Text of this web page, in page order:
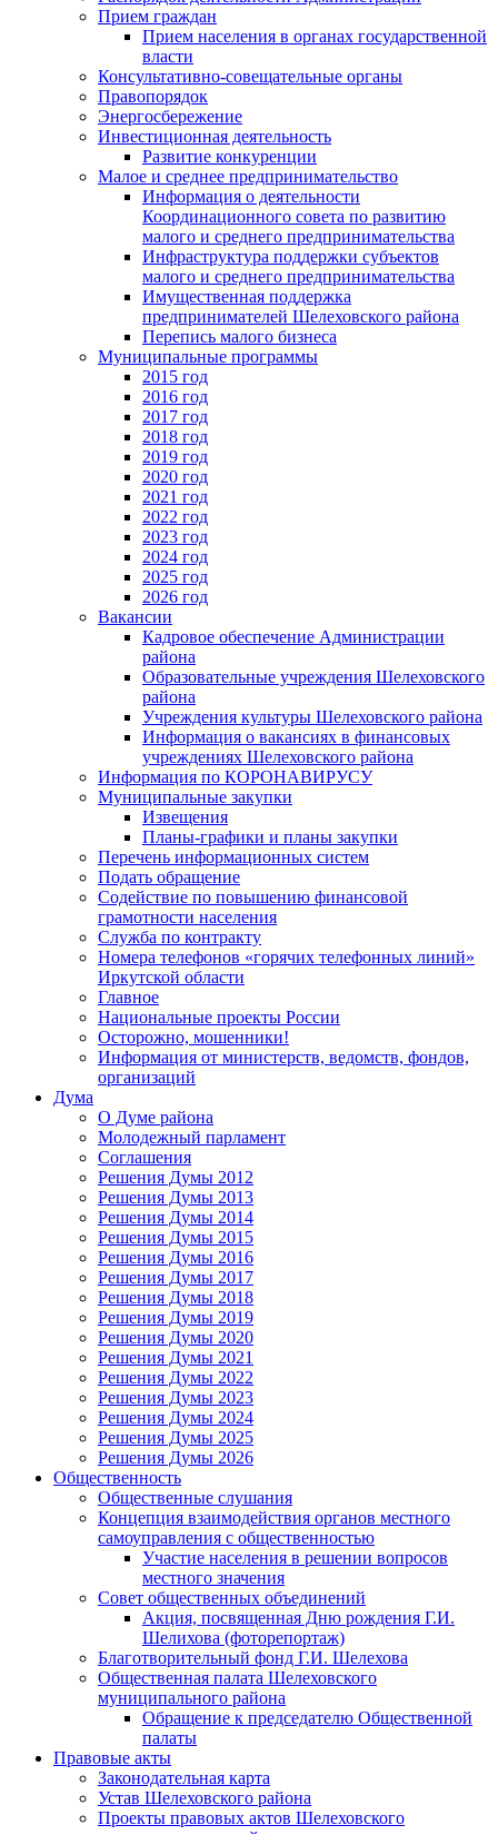
Прием граждан
Прием населения в органах государственной
власти
Консультативно-совещательные органы
Правопорядок
Энергосбережение
Инвестиционная деятельность
Развитие конкуренции
Малое и среднее предпринимательство
Информация о деятельности
Координационного совета по развитию
малого и среднего предпринимательства
Инфраструктура поддержки субъектов
малого и среднего предпринимательства
Имущественная поддержка
предпринимателей Шелеховского района
Перепись малого бизнеса
Муниципальные программы
2015 год
2016 год
2017 год
2018 год
2019 год
2020 год
2021 год
2022 год
2023 год
2024 год
2025 год
2026 год
Вакансии
Кадровое обеспечение Администрации
района
Образовательные учреждения Шелеховского
района
Учреждения культуры Шелеховского района
Информация о вакансиях в финансовых
учреждениях Шелеховского района
Информация по КОРОНАВИРУСУ
Муниципальные закупки
Извещения
Планы-графики и планы закупки
Перечень информационных систем
Подать обращение
Содействие по повышению финансовой
грамотности населения
Служба по контракту
Номера телефонов «горячих телефонных линий»
Иркутской области
Главное
Национальные проекты России
Осторожно, мошенники!
Информация от министерств, ведомств, фондов,
организаций
Дума
О Думе района
Молодежный парламент
Соглашения
Решения Думы 2012
Решения Думы 2013
Решения Думы 2014
Решения Думы 2015
Решения Думы 2016
Решения Думы 2017
Решения Думы 2018
Решения Думы 2019
Решения Думы 2020
Решения Думы 2021
Решения Думы 2022
Решения Думы 2023
Решения Думы 2024
Решения Думы 2025
Решения Думы 2026
Общественность
Общественные слушания
Концепция взаимодействия органов местного
самоуправления с общественностью
Участие населения в решении вопросов
местного значения
Совет общественных объединений
Акция, посвященная Дню рождения Г.И.
Шелихова (фоторепортаж)
Благотворительный фонд Г.И. Шелехова
Общественная палата Шелеховского
муниципального района
Обращение к председателю Общественной
палаты
Правовые акты
Законодательная карта
Устав Шелеховского района
Проекты правовых актов Шелеховского